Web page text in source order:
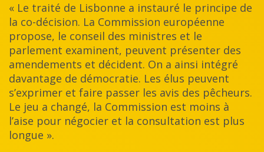
« Le traité de Lisbonne a instauré le principe de
la co-décision. La Commission européenne
propose, le conseil des ministres et le
parlement examinent, peuvent présenter des
amendements et décident. On a ainsi intégré
davantage de démocratie. Les élus peuvent
s’exprimer et faire passer les avis des pêcheurs.
Le jeu a changé, la Commission est moins à
l’aise pour négocier et la consultation est plus
longue ».